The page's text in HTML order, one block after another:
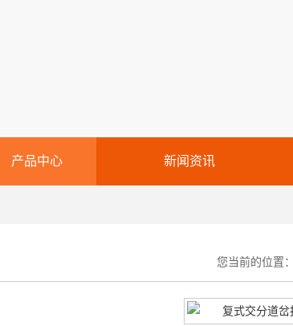
产品中心 新闻资讯
您当前的位置：